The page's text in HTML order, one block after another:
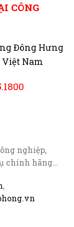
CÔNG
Đông Hưng
Nam
nghiệp,
chính hãng…
,